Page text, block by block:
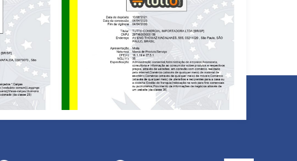
RELVA – MARCA REGISTRADA – CLASSE 25 TUTTO HOME – MARCA REGISTRADA – CLASSE 35